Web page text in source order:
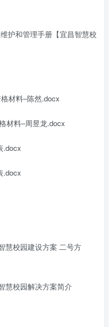
护和管理手册【宜昌智慧校
材料–陈然.docx
材料–周昱龙.docx
.docx
.docx
慧校园建设方案 二号方
慧校园解决方案简介